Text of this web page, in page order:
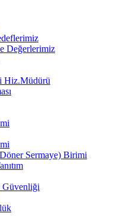
Değerlerimiz
Hiz.Müdürü
Sermaye) Birimi
Güvenliği